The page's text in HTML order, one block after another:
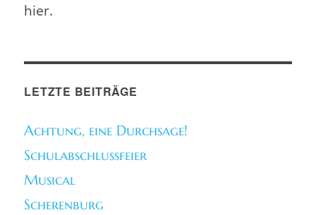
hier.
LETZTE BEITRÄGE
Achtung, eine Durchsage!
Schulabschlussfeier
Musical
Scherenburg